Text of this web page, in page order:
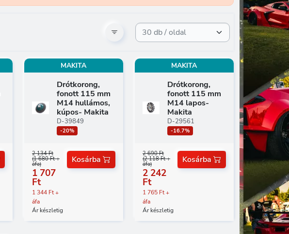
MAKITA
Drótkorong,
fonott 115 mm
M14 hullámos,
kúpos- Makita
D-39849
-20%
2 134 Ft
(1 680 Ft +
áfa)
1 707
Ft
1 344 Ft +
áfa
Ár készletig
Kosárba
MAKITA
Drótkorong,
fonott 115 mm
M14 lapos-
Makita
D-29561
-16.7%
2 690 Ft
(2 118 Ft +
áfa)
2 242
Ft
1 765 Ft +
áfa
Ár készletig
Kosárba